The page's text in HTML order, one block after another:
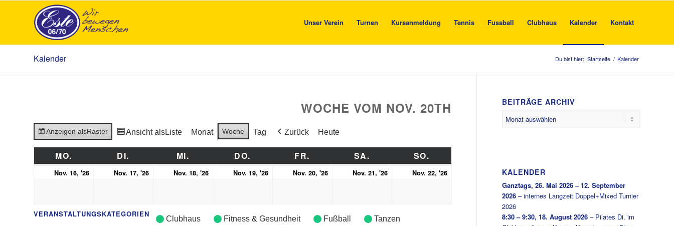
Unser Verein Turnen Kursanmeldung Tennis Fussball Clubhaus Kalender Kontakt
Kalender Du bist hier: Startseite / Kalender
WOCHE VOM NOV. 20TH
Anzeigen alsRaster Ansicht alsListe Monat Woche Tag Zurück Heute
MO. DI. MI. MITTWOCHDO. DONNERSTAG
FR. SA. SAMSTAGSO.
Nov. 16, '26 Nov. 17, '26 Nov. 18, '26 Nov. 19, '26 Nov. 20, '26 Nov. 21, '26 Nov. 22, '26
VERANSTALTUNGSKATEGORIEN
Clubhaus Fitness & Gesundheit Fußball Tanzen
BEITRÄGE ARCHIV
KALENDER
Ganztags,26. Mai 2026 – 12. September
2026 –internes Langzeit Doppel+Mixed Turnier
2026
8:30 – 9:30,18. August 2026 – Pilates Di. im